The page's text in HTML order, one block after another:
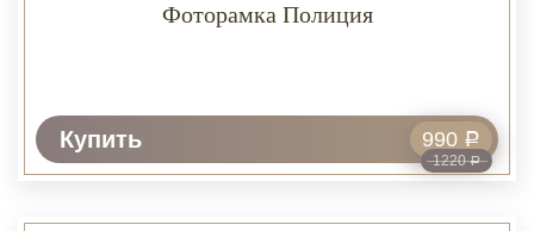
Фоторамка Полиция
Купить
1220Р
990 Р